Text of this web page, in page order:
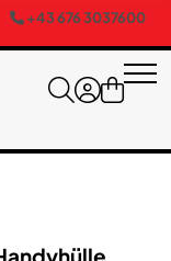
+43 676 3037600